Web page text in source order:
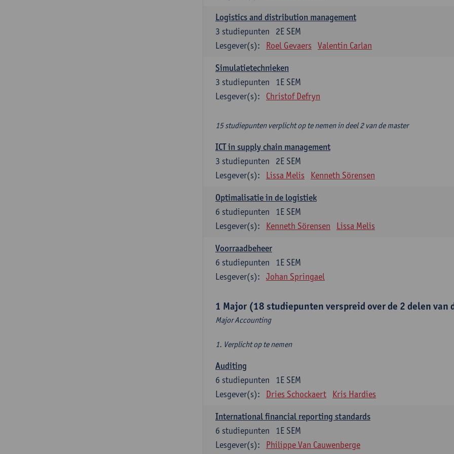
Logistics and distribution management
2E SEM
3 studiepunten
Lesgever(s):
Roel Gevaers Valentin Carlan
Simulatietechnieken
1E SEM
3 studiepunten
Lesgever(s):
Christof Defryn
15 studiepunten verplicht op te nemen in deel 2 van de master
ICT in supply chain management
2E SEM
3 studiepunten
Lesgever(s):
Lissa Melis Kenneth Sörensen
Optimalisatie in de logistiek
1E SEM
6 studiepunten
Lesgever(s):
Kenneth Sörensen Lissa Melis
Voorraadbeheer
1E SEM
6 studiepunten
Lesgever(s):
Johan Springael
1 Major (18 studiepunten verspreid over de 2 delen
Major Accounting
1. Verplicht op te nemen
Auditing
1E SEM
6 studiepunten
Lesgever(s):
Dries Schockaert Kris Hardies
International financial reporting standards
1E SEM
6 studiepunten
Lesgever(s):
Philippe Van Cauwenberge